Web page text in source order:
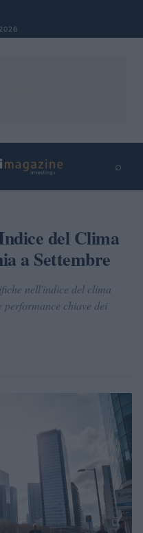
⌕
del Clima
a Settembre
nell'indice del clima
performance chiave dei